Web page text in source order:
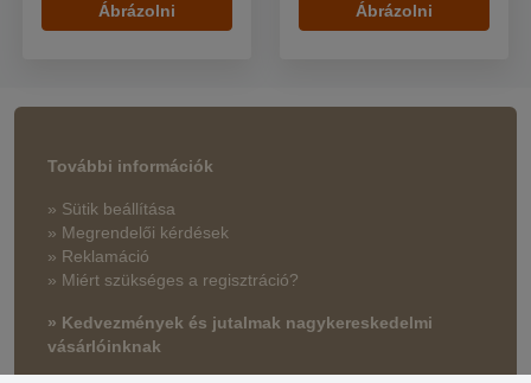
Ábrázolni Ábrázolni
További információk
» Sütik beállítása
» Megrendelői kérdések
» Reklamáció
» Miért szükséges a regisztráció?
» Kedvezmények és jutalmak nagykereskedelmi
vásárlóinknak